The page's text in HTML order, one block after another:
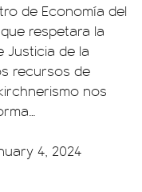
de Economía del
respetara la
Justicia de la
recursos de
nos
4, 2024